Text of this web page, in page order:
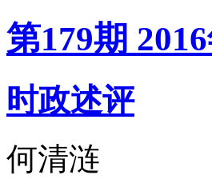
第179期
时政述评
何清涟